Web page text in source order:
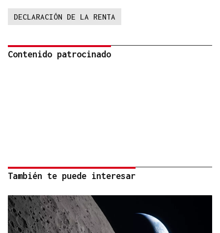
DECLARACIÓN DE LA RENTA
Contenido patrocinado
También te puede interesar